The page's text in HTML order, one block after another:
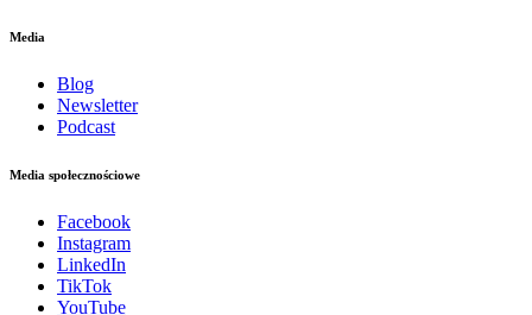
Media
Blog
Newsletter
Podcast
Media społecznościowe
Facebook
Instagram
LinkedIn
TikTok
YouTube